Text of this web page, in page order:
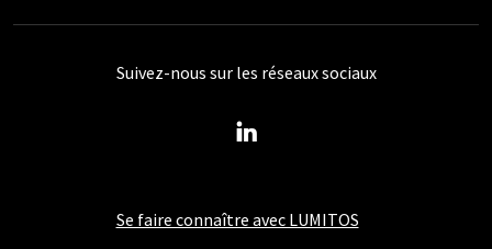
Se faire connaître avec LUMITOS
Suivez-nous sur les réseaux sociaux